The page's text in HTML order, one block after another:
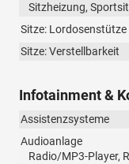
Sitzheizung,
Sitze: Lordosenstütze
Sitze: Verstellbarkeit
Infotainment &
Assistenzsysteme
Audioanlage
Radio/MP3-Player,